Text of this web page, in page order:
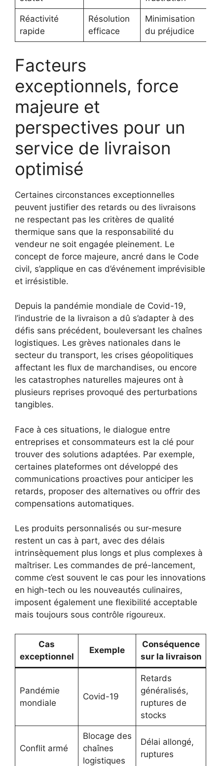
Réactivité
rapide
Résolution
efficace
Minimisation
du préjudice
Facteurs
exceptionnels, force
majeure et
perspectives pour un
service de livraison
optimisé
Certaines circonstances exceptionnelles
peuvent justifier des retards ou des livraisons
ne respectant pas les critères de qualité
thermique sans que la responsabilité du
vendeur ne soit engagée pleinement. Le
concept de force majeure, ancré dans le Code
civil, s’applique en cas d’événement imprévisible
et irrésistible.
Depuis la pandémie mondiale de Covid-19,
l’industrie de la livraison a dû s’adapter à des
défis sans précédent, bouleversant les chaînes
logistiques. Les grèves nationales dans le
secteur du transport, les crises géopolitiques
affectant les flux de marchandises, ou encore
les catastrophes naturelles majeures ont à
plusieurs reprises provoqué des perturbations
tangibles.
Face à ces situations, le dialogue entre
entreprises et consommateurs est la clé pour
trouver des solutions adaptées. Par exemple,
certaines plateformes ont développé des
communications proactives pour anticiper les
retards, proposer des alternatives ou offrir des
compensations automatiques.
Les produits personnalisés ou sur-mesure
restent un cas à part, avec des délais
intrinsèquement plus longs et plus complexes à
maîtriser. Les commandes de pré-lancement,
comme c’est souvent le cas pour les innovations
en high-tech ou les nouveautés culinaires,
imposent également une flexibilité acceptable
mais toujours sous contrôle rigoureux.
Cas
exceptionnel
Exemple
Conséquence
sur la livraison
Pandémie
mondiale
Covid-19
Retards
généralisés,
ruptures de
stocks
Conflit armé
Blocage des
chaînes
logistiques
Délai allongé,
ruptures